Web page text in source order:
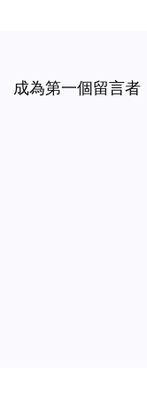
成為第一個留言者